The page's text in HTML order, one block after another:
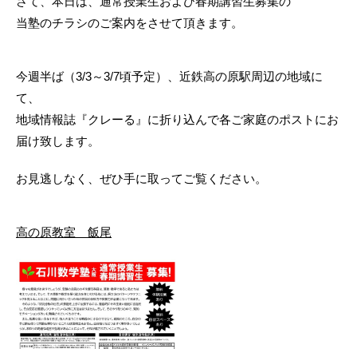
当塾のチラシのご案内をさせて頂きます。
今週半ば（3/3～3/7頃予定）、近鉄高の原駅周辺の地域に
て、
地域情報誌『クレーる』に折り込んで各ご家庭のポストにお
届け致します。
お見逃しなく、ぜひ手に取ってご覧ください。
高の原教室 飯尾